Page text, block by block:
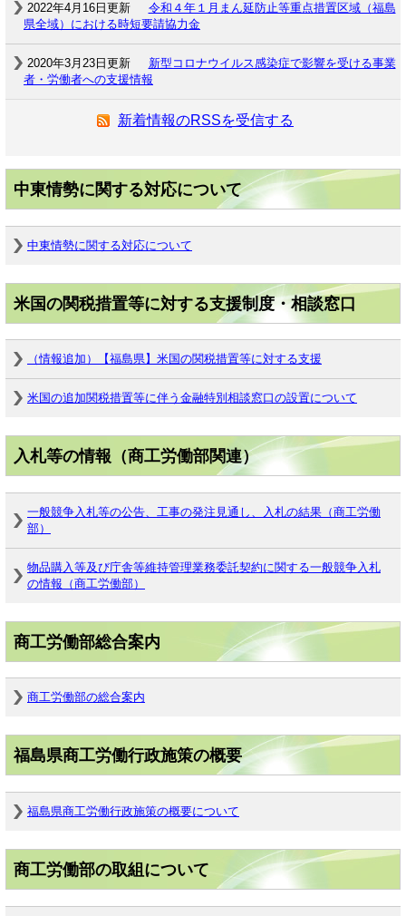
2022年4月16日更新
令和４年１月まん延防止等重点措置区域（福島
県全域）における時短要請協力金
2020年3月23日更新
新型コロナウイルス感染症で影響を受ける事業
者・労働者への支援情報
新着情報のRSSを受信する
中東情勢に関する対応について
中東情勢に関する対応について
米国の関税措置等に対する支援制度・相談窓口
（情報追加）【福島県】米国の関税措置等に対する支援
米国の追加関税措置等に伴う金融特別相談窓口の設置について
入札等の情報（商工労働部関連）
一般競争入札等の公告、工事の発注見通し、入札の結果（商工労働
部）
物品購入等及び庁舎等維持管理業務委託契約に関する一般競争入札
の情報（商工労働部）
商工労働部総合案内
商工労働部の総合案内
福島県商工労働行政施策の概要
福島県商工労働行政施策の概要について
商工労働部の取組について